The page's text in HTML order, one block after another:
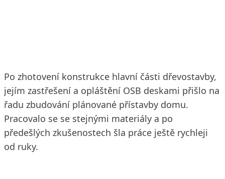
Po zhotovení konstrukce hlavní části dřevostavby,
jejím zastřešení a opláštění OSB deskami přišlo na
řadu zbudování plánované přístavby domu.
Pracovalo se se stejnými materiály a po
předešlých zkušenostech šla práce ještě rychleji
od ruky.